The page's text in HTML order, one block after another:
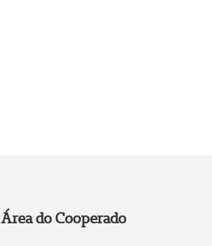
Área do Cooperado